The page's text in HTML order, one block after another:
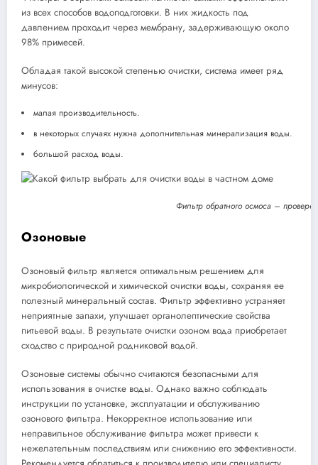
из всех способов водоподготовки. В них жидкость под
давлением проходит через мембрану, задерживающую около
98% примесей.
Обладая такой высокой степенью очистки, система имеет ряд
минусов:
малая производительность.
в некоторых случаях нужна дополнительная минерализация воды.
большой расход воды.
Фильтр обратного осмоса –
Озоновые
Озоновый фильтр является оптимальным решением для
микробиологической и химической очистки воды, сохраняя ее
полезный минеральный состав. Фильтр эффективно устраняет
неприятные запахи, улучшает органолептические свойства
питьевой воды. В результате очистки озоном вода приобретает
сходство с природной родниковой водой.
Озоновые системы обычно считаются безопасными для
использования в очистке воды. Однако важно соблюдать
инструкции по установке, эксплуатации и обслуживанию
озонового фильтра. Некорректное использование или
неправильное обслуживание фильтра может привести к
нежелательным последствиям или снижению его эффективности.